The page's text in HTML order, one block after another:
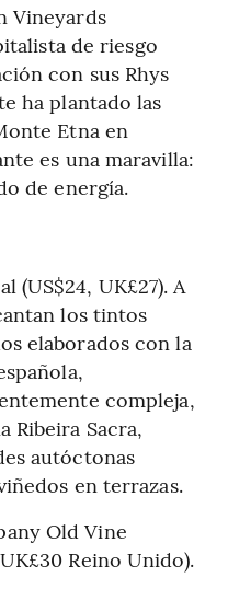
Vineyards
de riesgo
con sus Rhys
ha plantado las
Etna en
es una maravilla:
de energía.
(US$24, UK£27). A
los tintos
elaborados con la
compleja,
Ribeira Sacra,
autóctonas
en terrazas.
Old Vine
Reino Unido).